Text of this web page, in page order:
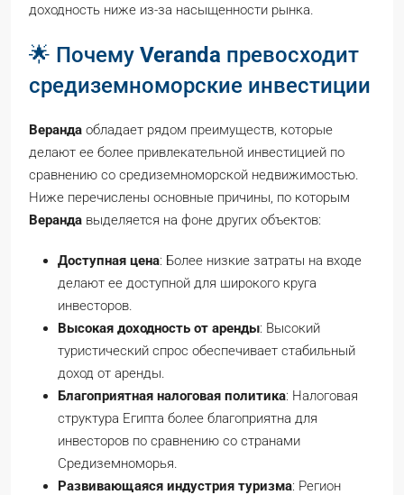
доходность ниже из-за насыщенности рынка.
🌟 Почему Veranda превосходит
средиземноморские инвестиции
Веранда обладает рядом преимуществ, которые
делают ее более привлекательной инвестицией по
сравнению со средиземноморской недвижимостью.
Ниже перечислены основные причины, по которым
Веранда выделяется на фоне других объектов:
Доступная цена: Более низкие затраты на входе
делают ее доступной для широкого круга
инвесторов.
Высокая доходность от аренды: Высокий
туристический спрос обеспечивает стабильный
доход от аренды.
Благоприятная налоговая политика: Налоговая
структура Египта более благоприятна для
инвесторов по сравнению со странами
Средиземноморья.
Развивающаяся индустрия туризма: Регион